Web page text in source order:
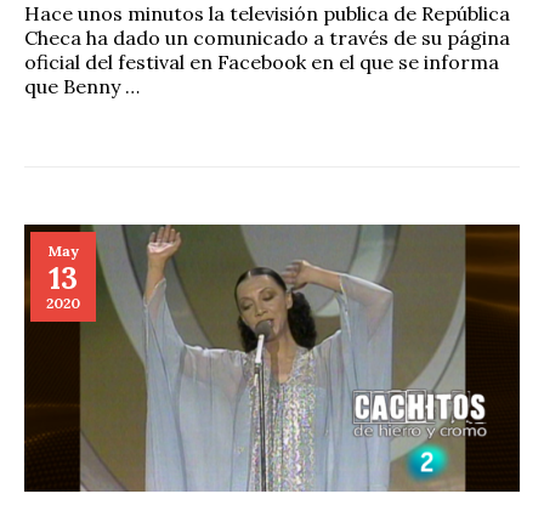
Hace unos minutos la televisión publica de República
Checa ha dado un comunicado a través de su página
oficial del festival en Facebook en el que se informa
que Benny …
May
13
2020